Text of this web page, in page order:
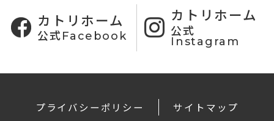
カトリホーム
公式Facebook
カトリホーム
公式
Instagram
プライバシーポリシー サイトマップ